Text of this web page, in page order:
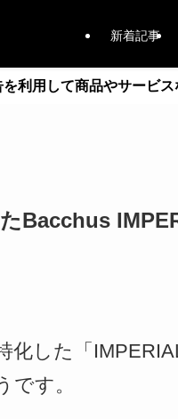
新着記事
利用して商品やサービス
Bacchus
した「
です。